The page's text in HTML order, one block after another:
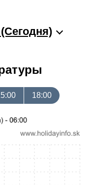
18:00